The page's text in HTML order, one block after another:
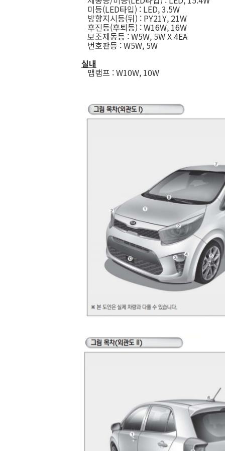
미등(LED타입) : LED, 3.5W
방향지시등(뒤) : PY21Y, 21W
후진등(후퇴등) : W16W, 16W
보조제동등 : W5W, 5W X 4EA
번호판등 : W5W, 5W
실내
맵램프 : W10W, 10W